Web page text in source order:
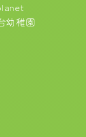
幼稚園